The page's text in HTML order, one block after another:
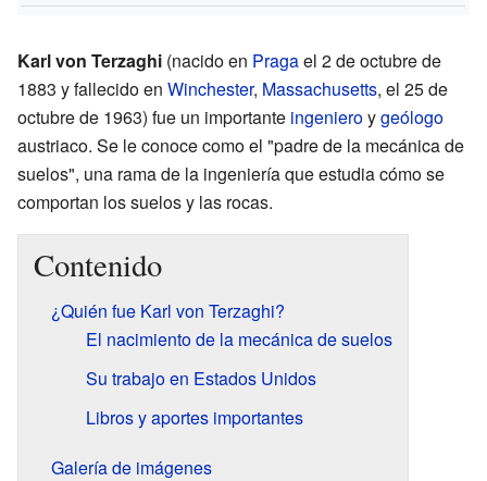
Karl von Terzaghi (nacido en Pragael 2 de octubre de
1883 y fallecido en Winchester, Massachusetts, el 25 de
octubre de 1963) fue un importante ingenieroygeólogo
austriaco. Se le conoce como el "padre de la mecánica de
suelos", una rama de la ingeniería que estudia cómo se
comportan los suelos y las rocas.
Contenido
¿Quién fue Karl von Terzaghi?
El nacimiento de la mecánica de suelos
Su trabajo en Estados Unidos
Libros y aportes importantes
Galería de imágenes